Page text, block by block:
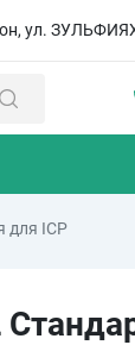
ул.
для ICP